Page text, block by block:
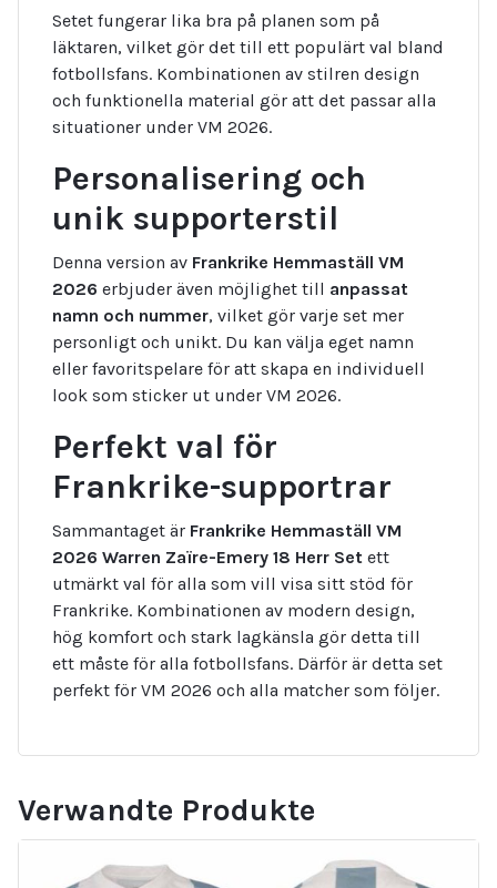
Setet fungerar lika bra på planen som på
läktaren, vilket gör det till ett populärt val bland
fotbollsfans. Kombinationen av stilren design
och funktionella material gör att det passar alla
situationer under VM 2026.
Personalisering och
unik supporterstil
Denna version av Frankrike Hemmaställ VM
2026 erbjuder även möjlighet till anpassat
namn och nummer, vilket gör varje set mer
personligt och unikt. Du kan välja eget namn
eller favoritspelare för att skapa en individuell
look som sticker ut under VM 2026.
Perfekt val för
Frankrike-supportrar
Sammantaget är Frankrike Hemmaställ VM
2026 Warren Zaïre-Emery 18 Herr Set ett
utmärkt val för alla som vill visa sitt stöd för
Frankrike. Kombinationen av modern design,
hög komfort och stark lagkänsla gör detta till
ett måste för alla fotbollsfans. Därför är detta set
perfekt för VM 2026 och alla matcher som följer.
Verwandte Produkte